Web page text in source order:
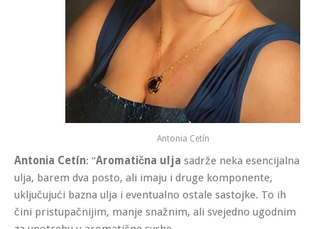
Antonia Cetín
Antonia Cetín: “Aromatična ulja sadrže neka esencijalna
ulja, barem dva posto, ali imaju i druge komponente,
uključujući bazna ulja i eventualno ostale sastojke. To ih
čini pristupačnijim, manje snažnim, ali svejedno ugodnim